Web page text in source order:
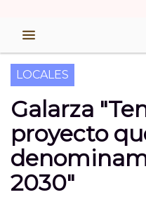
LOCALES
Galarza
proyecto
2030"